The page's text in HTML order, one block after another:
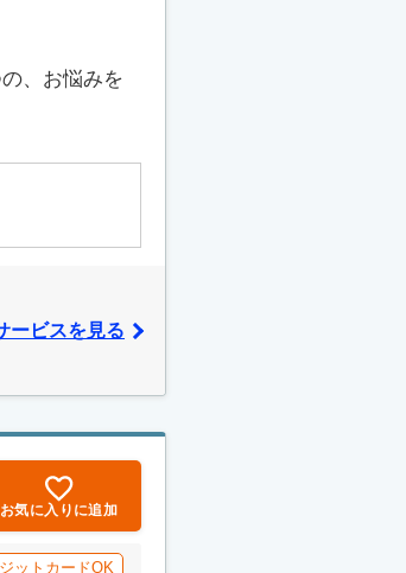
、お悩みを
ービスを見る
お気に入りに追加
ットカードOK